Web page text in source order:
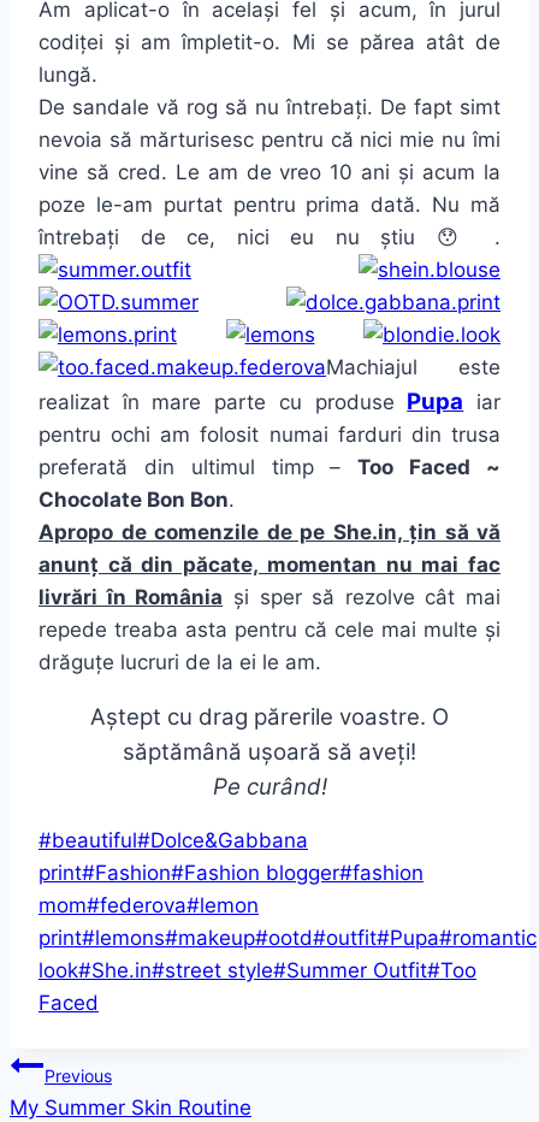
Am aplicat-o în același fel și acum, în jurul
codiței și am împletit-o. Mi se părea atât de
lungă.
De sandale vă rog să nu întrebați. De fapt simt
nevoia să mărturisesc pentru că nici mie nu îmi
vine să cred. Le am de vreo 10 ani și acum la
poze le-am purtat pentru prima dată. Nu mă
întrebați de ce, nici eu nu știu 😯 .
Machiajul este
realizat în mare parte cu produse Pupa iar
pentru ochi am folosit numai farduri din trusa
preferată din ultimul timp –Too Faced ~
Chocolate Bon Bon.
Apropo de comenzile de pe She.in, țin să vă
anunț că din păcate, momentan nu mai fac
livrări în România și sper să rezolve cât mai
repede treaba asta pentru că cele mai multe și
drăguțe lucruri de la ei le am.
Aștept cu drag părerile voastre. O
săptămână ușoară să aveți!
Pe curând!
Post
Tags:
#beautiful#Dolce&Gabbana
print#Fashion#Fashion blogger#fashion
mom#federova#lemon
print#lemons#makeup#ootd#outfit#Pupa#romantic
look#She.in#street style#Summer Outfit#Too
Faced
Post
Previous
My Summer Skin Routine